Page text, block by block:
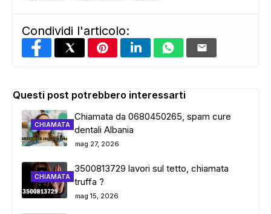
Condividi l'articolo:
Questi post potrebbero interessarti
CHIAMATA
Chiamata da 0680450265, spam cure
dentali Albania
mag 27, 2026
CHIAMATA
3500813729 lavori sul tetto, chiamata
truffa ?
mag 15, 2026